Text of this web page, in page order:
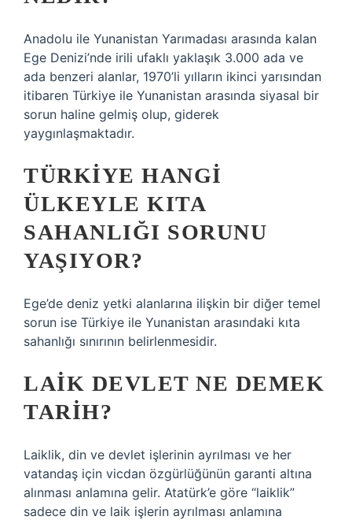
Anadolu ile Yunanistan Yarımadası arasında kalan
Ege Denizi’nde irili ufaklı yaklaşık 3.000 ada ve
ada benzeri alanlar, 1970’li yılların ikinci yarısından
itibaren Türkiye ile Yunanistan arasında siyasal bir
sorun haline gelmiş olup, giderek
yaygınlaşmaktadır.
TÜRKIYE HANGI
ÜLKEYLE KITA
SAHANLIĞI SORUNU
YAŞIYOR?
Ege’de deniz yetki alanlarına ilişkin bir diğer temel
sorun ise Türkiye ile Yunanistan arasındaki kıta
sahanlığı sınırının belirlenmesidir.
LAIK DEVLET NE DEMEK
TARIH?
Laiklik, din ve devlet işlerinin ayrılması ve her
vatandaş için vicdan özgürlüğünün garanti altına
alınması anlamına gelir. Atatürk’e göre “laiklik”
sadece din ve laik işlerin ayrılması anlamına